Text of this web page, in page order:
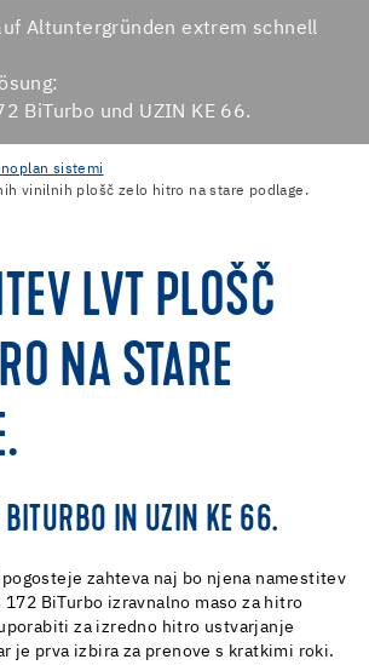
Altuntergründen extrem schnell
BiTurbo und UZIN KE 66.
sistemi
vinilnih plošč zelo hitro na stare podlage.
LVT PLOŠČ
NA STARE
IN UZIN KE 66.
zahteva naj bo njena namestitev
172 BiTurbo izravnalno maso za hitro
za izredno hitro ustvarjanje
je prva izbira za prenove s kratkimi roki.